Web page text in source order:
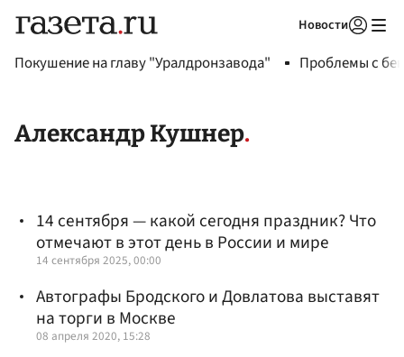
Новости
Покушение на главу "Уралдронзавода" Проблемы с
Александр Кушнер
14 сентября — какой сегодня праздник? Что
отмечают в этот день в России и мире
14 сентября 2025, 00:00
Автографы Бродского и Довлатова выставят
на торги в Москве
08 апреля 2020, 15:28